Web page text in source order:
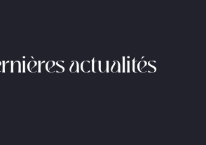
actualités